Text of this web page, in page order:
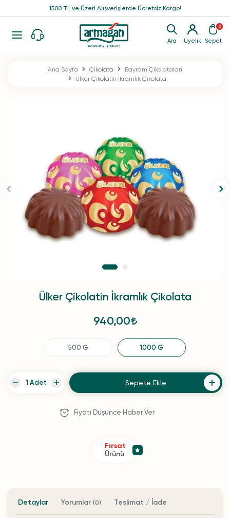
Ara Üyelik
0
Sepet
1500 TL ve Üzeri Alışverişlerde Ücretsiz Kargo!
Ana Sayfa Çikolata
Bayram Çikolataları
Ülker Çikolatin İkramlık Çikolata
Ülker Çikolatin İkramlık Çikolata
940,00
500 G 1000 G
Sepete Ekle
Fiyatı Düşünce Haber Ver
Fırsat
Ürünü
Detaylar Yorumlar (0) Teslimat / İade